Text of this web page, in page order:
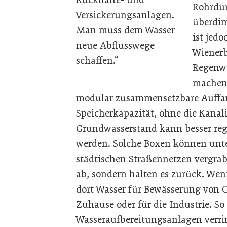
Versickerungsanlagen.
Man muss dem Wasser
neue Abflusswege
schaffen.“
ist
modular zusammensetzbare
Speicherkapazität, ohne die
Grundwasserstand kann besser
werden. Solche Boxen können
städtischen Straßennetzen
ab, sondern halten es zurück.
dort Wasser für Bewässerung
Zuhause oder für die Industrie.
Wasseraufbereitungsanlagen